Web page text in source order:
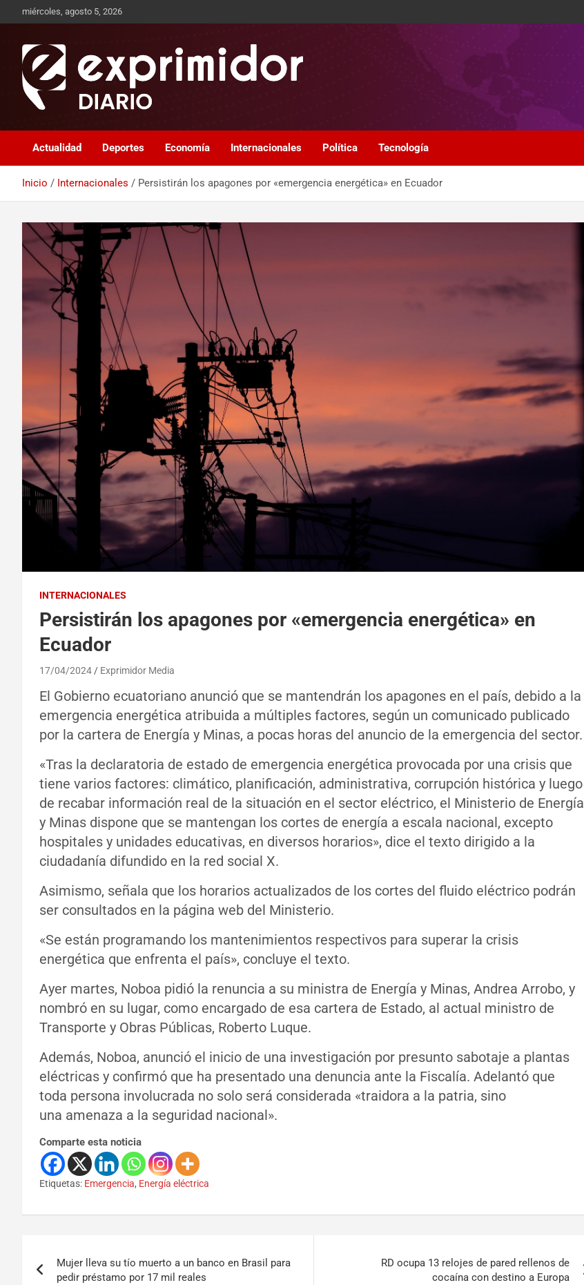
miércoles, agosto 5, 2026
Exprimidor media
Actualidad Deportes Economía Internacionales Política Tecnología
Inicio Internacionales Persistirán los apagones por «emergencia energética» en Ecuador
INTERNACIONALES
Persistirán los apagones por «emergencia energética» en
Ecuador
17/04/2024 Exprimidor Media
El Gobierno ecuatoriano anunció que se mantendrán los apagones en el país, debido a la
emergencia energética atribuida a múltiples factores, según un comunicado publicado
por la cartera de Energía y Minas, a pocas horas del anuncio de la emergencia del sector.
«Tras la declaratoria de estado de emergencia energética provocada por una crisis que
tiene varios factores: climático, planificación, administrativa, corrupción histórica y luego
de recabar información real de la situación en el sector eléctrico, el Ministerio de Energía
y Minas dispone que se mantengan los cortes de energía a escala nacional, excepto
hospitales y unidades educativas, en diversos horarios», dice el texto dirigido a la
ciudadanía difundido en la red social X.
Asimismo, señala que los horarios actualizados de los cortes del fluido eléctrico podrán
ser consultados en la página web del Ministerio.
«Se están programando los mantenimientos respectivos para superar la crisis
energética que enfrenta el país», concluye el texto.
Ayer martes, Noboa pidió la renuncia a su ministra de Energía y Minas, Andrea Arrobo, y
nombró en su lugar, como encargado de esa cartera de Estado, al actual ministro de
Transporte y Obras Públicas, Roberto Luque.
Además, Noboa, anunció el inicio de una investigación por presunto sabotaje a plantas
eléctricas y confirmó que ha presentado una denuncia ante la Fiscalía. Adelantó que
toda persona involucrada no solo será considerada «traidora a la patria, sino
una amenaza a la seguridad nacional».
Comparte esta noticia
Etiquetas: Emergencia, Energía eléctrica
Mujer lleva su tío muerto a un banco en Brasil para
pedir préstamo por 17 mil reales
RD ocupa 13 relojes de pared rellenos de
cocaína con destino a Europa